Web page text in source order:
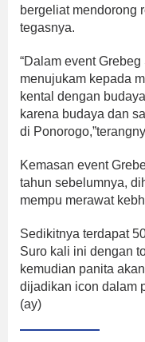
bergeliat mendorong
tegasnya.
“Dalam event
menujukam kepada
kental dengan
karena budaya dan
di
Kemasan event
tahun sebelumnya,
mempu merawat
Sedikitnya terdapat
Suro kali ini dengan
kemudian panita
dijadikan icon dalam
(ay)